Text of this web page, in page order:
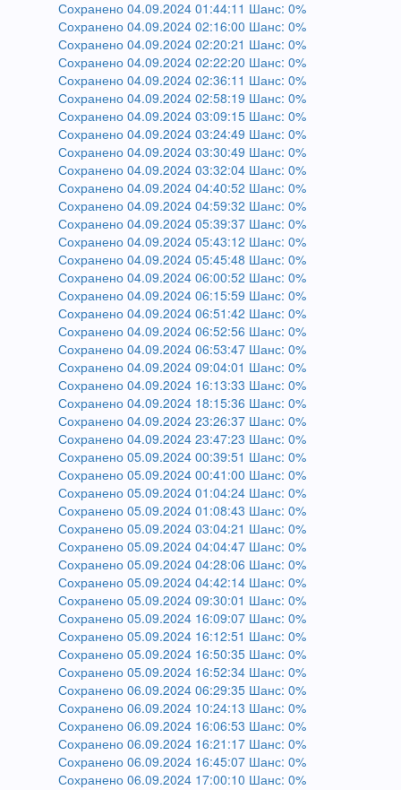
Сохранено 04.09.2024 01:44:11 Шанс: 0%
Сохранено 04.09.2024 02:16:00 Шанс: 0%
Сохранено 04.09.2024 02:20:21 Шанс: 0%
Сохранено 04.09.2024 02:22:20 Шанс: 0%
Сохранено 04.09.2024 02:36:11 Шанс: 0%
Сохранено 04.09.2024 02:58:19 Шанс: 0%
Сохранено 04.09.2024 03:09:15 Шанс: 0%
Сохранено 04.09.2024 03:24:49 Шанс: 0%
Сохранено 04.09.2024 03:30:49 Шанс: 0%
Сохранено 04.09.2024 03:32:04 Шанс: 0%
Сохранено 04.09.2024 04:40:52 Шанс: 0%
Сохранено 04.09.2024 04:59:32 Шанс: 0%
Сохранено 04.09.2024 05:39:37 Шанс: 0%
Сохранено 04.09.2024 05:43:12 Шанс: 0%
Сохранено 04.09.2024 05:45:48 Шанс: 0%
Сохранено 04.09.2024 06:00:52 Шанс: 0%
Сохранено 04.09.2024 06:15:59 Шанс: 0%
Сохранено 04.09.2024 06:51:42 Шанс: 0%
Сохранено 04.09.2024 06:52:56 Шанс: 0%
Сохранено 04.09.2024 06:53:47 Шанс: 0%
Сохранено 04.09.2024 09:04:01 Шанс: 0%
Сохранено 04.09.2024 16:13:33 Шанс: 0%
Сохранено 04.09.2024 18:15:36 Шанс: 0%
Сохранено 04.09.2024 23:26:37 Шанс: 0%
Сохранено 04.09.2024 23:47:23 Шанс: 0%
Сохранено 05.09.2024 00:39:51 Шанс: 0%
Сохранено 05.09.2024 00:41:00 Шанс: 0%
Сохранено 05.09.2024 01:04:24 Шанс: 0%
Сохранено 05.09.2024 01:08:43 Шанс: 0%
Сохранено 05.09.2024 03:04:21 Шанс: 0%
Сохранено 05.09.2024 04:04:47 Шанс: 0%
Сохранено 05.09.2024 04:28:06 Шанс: 0%
Сохранено 05.09.2024 04:42:14 Шанс: 0%
Сохранено 05.09.2024 09:30:01 Шанс: 0%
Сохранено 05.09.2024 16:09:07 Шанс: 0%
Сохранено 05.09.2024 16:12:51 Шанс: 0%
Сохранено 05.09.2024 16:50:35 Шанс: 0%
Сохранено 05.09.2024 16:52:34 Шанс: 0%
Сохранено 06.09.2024 06:29:35 Шанс: 0%
Сохранено 06.09.2024 10:24:13 Шанс: 0%
Сохранено 06.09.2024 16:06:53 Шанс: 0%
Сохранено 06.09.2024 16:21:17 Шанс: 0%
Сохранено 06.09.2024 16:45:07 Шанс: 0%
Сохранено 06.09.2024 17:00:10 Шанс: 0%